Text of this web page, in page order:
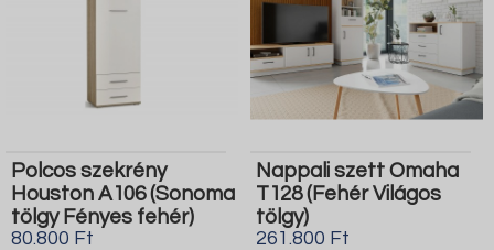
Polcos szekrény
Houston A106 (Sonoma
tölgy Fényes fehér)
80.800 Ft
Nappali szett Omaha
T128 (Fehér Világos
tölgy)
261.800 Ft